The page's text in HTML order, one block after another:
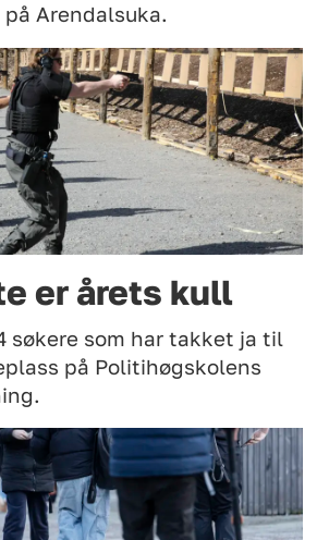
Arendalsuka.
er årets kull
søkere som har takket ja til
på Politihøgskolens